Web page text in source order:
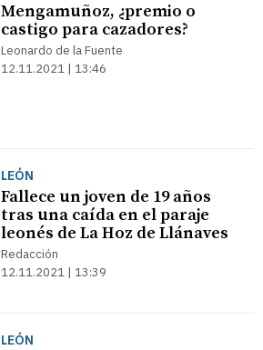
Mengamuñoz, ¿premio o
castigo para cazadores?
Leonardo de la Fuente
12.11.2021 | 13:46
LEÓN
Fallece un joven de 19 años
tras una caída en el paraje
leonés de La Hoz de Llánaves
Redacción
12.11.2021 | 13:39
LEÓN